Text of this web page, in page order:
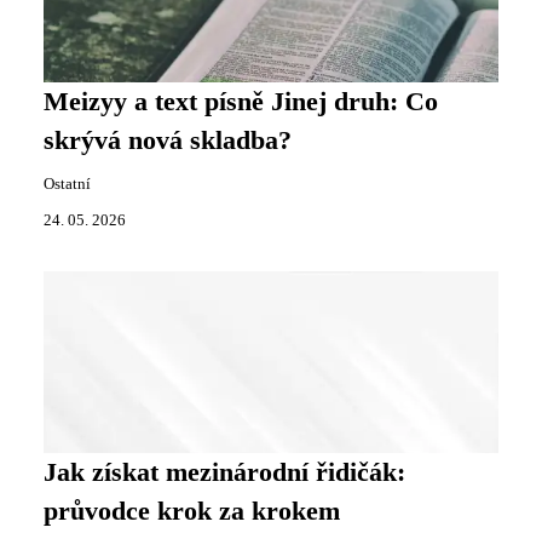
Meizyy a text písně Jinej druh: Co
skrývá nová skladba?
Ostatní
24. 05. 2026
Jak získat mezinárodní řidičák:
průvodce krok za krokem